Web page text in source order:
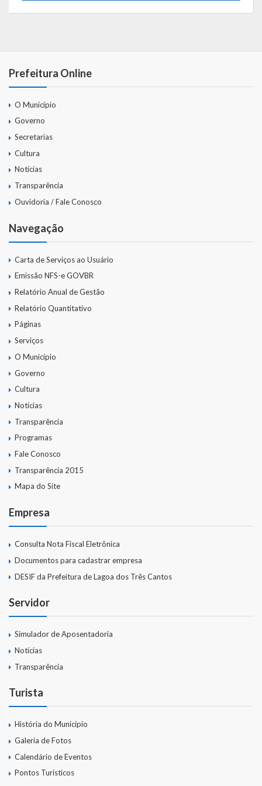
Webmail
Prefeitura Online
O Município
Governo
Secretarias
Cultura
Notícias
Transparência
Ouvidoria / Fale Conosco
Navegação
Carta de Serviços ao Usuário
Emissão NFS-e GOVBR
Relatório Anual de Gestão
Relatório Quantitativo
Páginas
Serviços
O Município
Governo
Cultura
Notícias
Transparência
Programas
Fale Conosco
Transparência 2015
Mapa do Site
Empresa
Consulta Nota Fiscal Eletrônica
Documentos para cadastrar empresa
DESIF da Prefeitura de Lagoa dos Três Cantos
Servidor
Simulador de Aposentadoria
Notícias
Transparência
Turista
História do Município
Galeria de Fotos
Calendário de Eventos
Pontos Turísticos